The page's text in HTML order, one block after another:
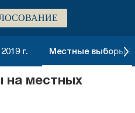
г. Местные выборы
на местных